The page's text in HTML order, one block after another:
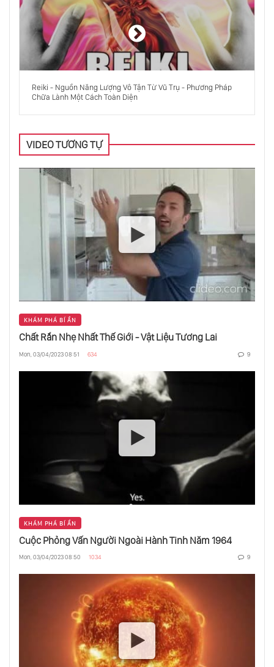
Reiki - Nguồn Năng Lượng Vô Tận Từ Vũ Trụ - Phương Pháp
Chữa Lành Một Cách Toàn Diện
VIDEO TƯƠNG TỰ
KHÁM PHÁ BÍ ẨN
Chất Rắn Nhẹ Nhất Thế Giới - Vật Liệu Tương Lai
Mon, 03/04/2023 08:51 634 9
KHÁM PHÁ BÍ ẨN
Cuộc Phỏng Vấn Người Ngoài Hành Tinh Năm 1964
Mon, 03/04/2023 08:50 1034 9